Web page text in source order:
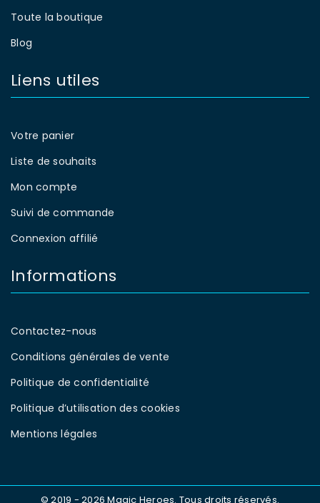
Toute la boutique
Blog
Liens utiles
Votre panier
Liste de souhaits
Mon compte
Suivi de commande
Connexion affilié
Informations
Contactez-nous
Conditions générales de vente
Politique de confidentialité
Politique d’utilisation des cookies
Mentions légales
© 2019 - 2026 Magic Heroes. Tous droits réservés.